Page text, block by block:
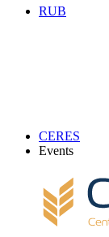
RUB
CERES
Events